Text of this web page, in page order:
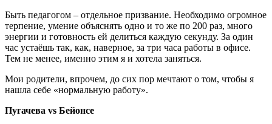
Быть педагогом – отдельное призвание. Необходимо огромное
терпение, умение объяснять одно и то же по 200 раз, много
энергии и готовность ей делиться каждую секунду. За один
час устаёшь так, как, наверное, за три часа работы в офисе.
Тем не менее, именно этим я и хотела заняться.
Мои родители, впрочем, до сих пор мечтают о том, чтобы я
нашла себе «нормальную работу».
Пугачева vs Бейонсе